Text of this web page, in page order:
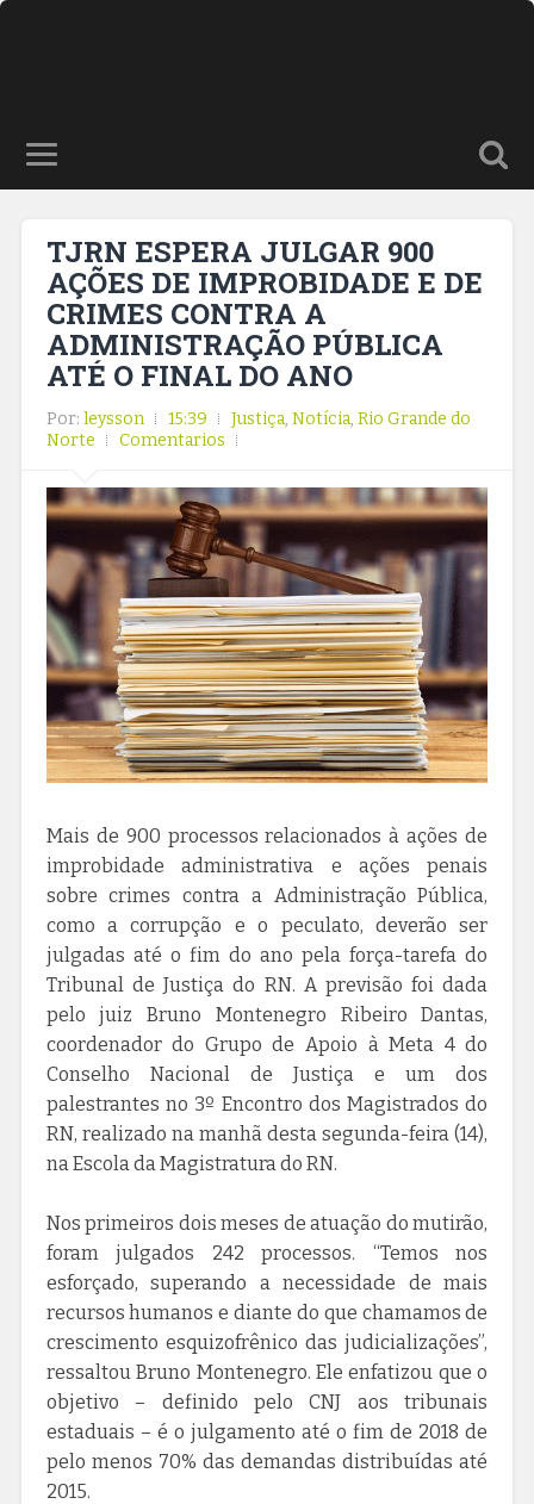
TJRN ESPERA JULGAR 900
AÇÕES DE IMPROBIDADE E DE
CRIMES CONTRA A
ADMINISTRAÇÃO PÚBLICA
ATÉ O FINAL DO ANO
Por: leysson 15:39 Justiça, Notícia, Rio Grande do
Norte
Comentarios
Mais de 900 processos relacionados à ações de
improbidade administrativa e ações penais
sobre crimes contra a Administração Pública,
como a corrupção e o peculato, deverão ser
julgadas até o fim do ano pela força-tarefa do
Tribunal de Justiça do RN. A previsão foi dada
pelo juiz Bruno Montenegro Ribeiro Dantas,
coordenador do Grupo de Apoio à Meta 4 do
Conselho Nacional de Justiça e um dos
palestrantes no 3º Encontro dos Magistrados do
RN, realizado na manhã desta segunda-feira (14),
na Escola da Magistratura do RN.
Nos primeiros dois meses de atuação do mutirão,
foram julgados 242 processos. “Temos nos
esforçado, superando a necessidade de mais
recursos humanos e diante do que chamamos de
crescimento esquizofrênico das judicializações”,
ressaltou Bruno Montenegro. Ele enfatizou que o
objetivo – definido pelo CNJ aos tribunais
estaduais – é o julgamento até o fim de 2018 de
pelo menos 70% das demandas distribuídas até
2015.